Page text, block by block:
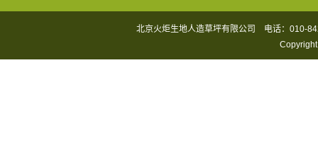
北京火炬生地人造草坪有限公司 电话：010-